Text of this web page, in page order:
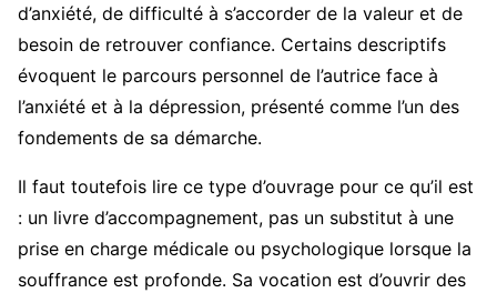
d’anxiété, de difficulté à s’accorder de la valeur et de
besoin de retrouver confiance. Certains descriptifs
évoquent le parcours personnel de l’autrice face à
l’anxiété et à la dépression, présenté comme l’un des
fondements de sa démarche.
Il faut toutefois lire ce type d’ouvrage pour ce qu’il est
: un livre d’accompagnement, pas un substitut à une
prise en charge médicale ou psychologique lorsque la
souffrance est profonde. Sa vocation est d’ouvrir des